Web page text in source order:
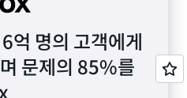
억 명의 고객에게
문제의 85%를